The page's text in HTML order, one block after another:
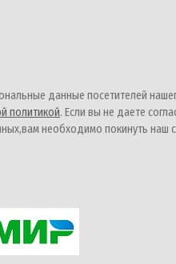
данные посетителей
политикой. Если вы не даете
необходимо покинуть наш